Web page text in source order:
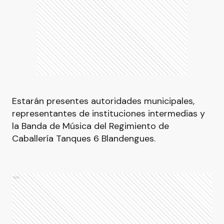
Estarán presentes autoridades municipales,
representantes de instituciones intermedias y
la Banda de Música del Regimiento de
Caballería Tanques 6 Blandengues.
Ads